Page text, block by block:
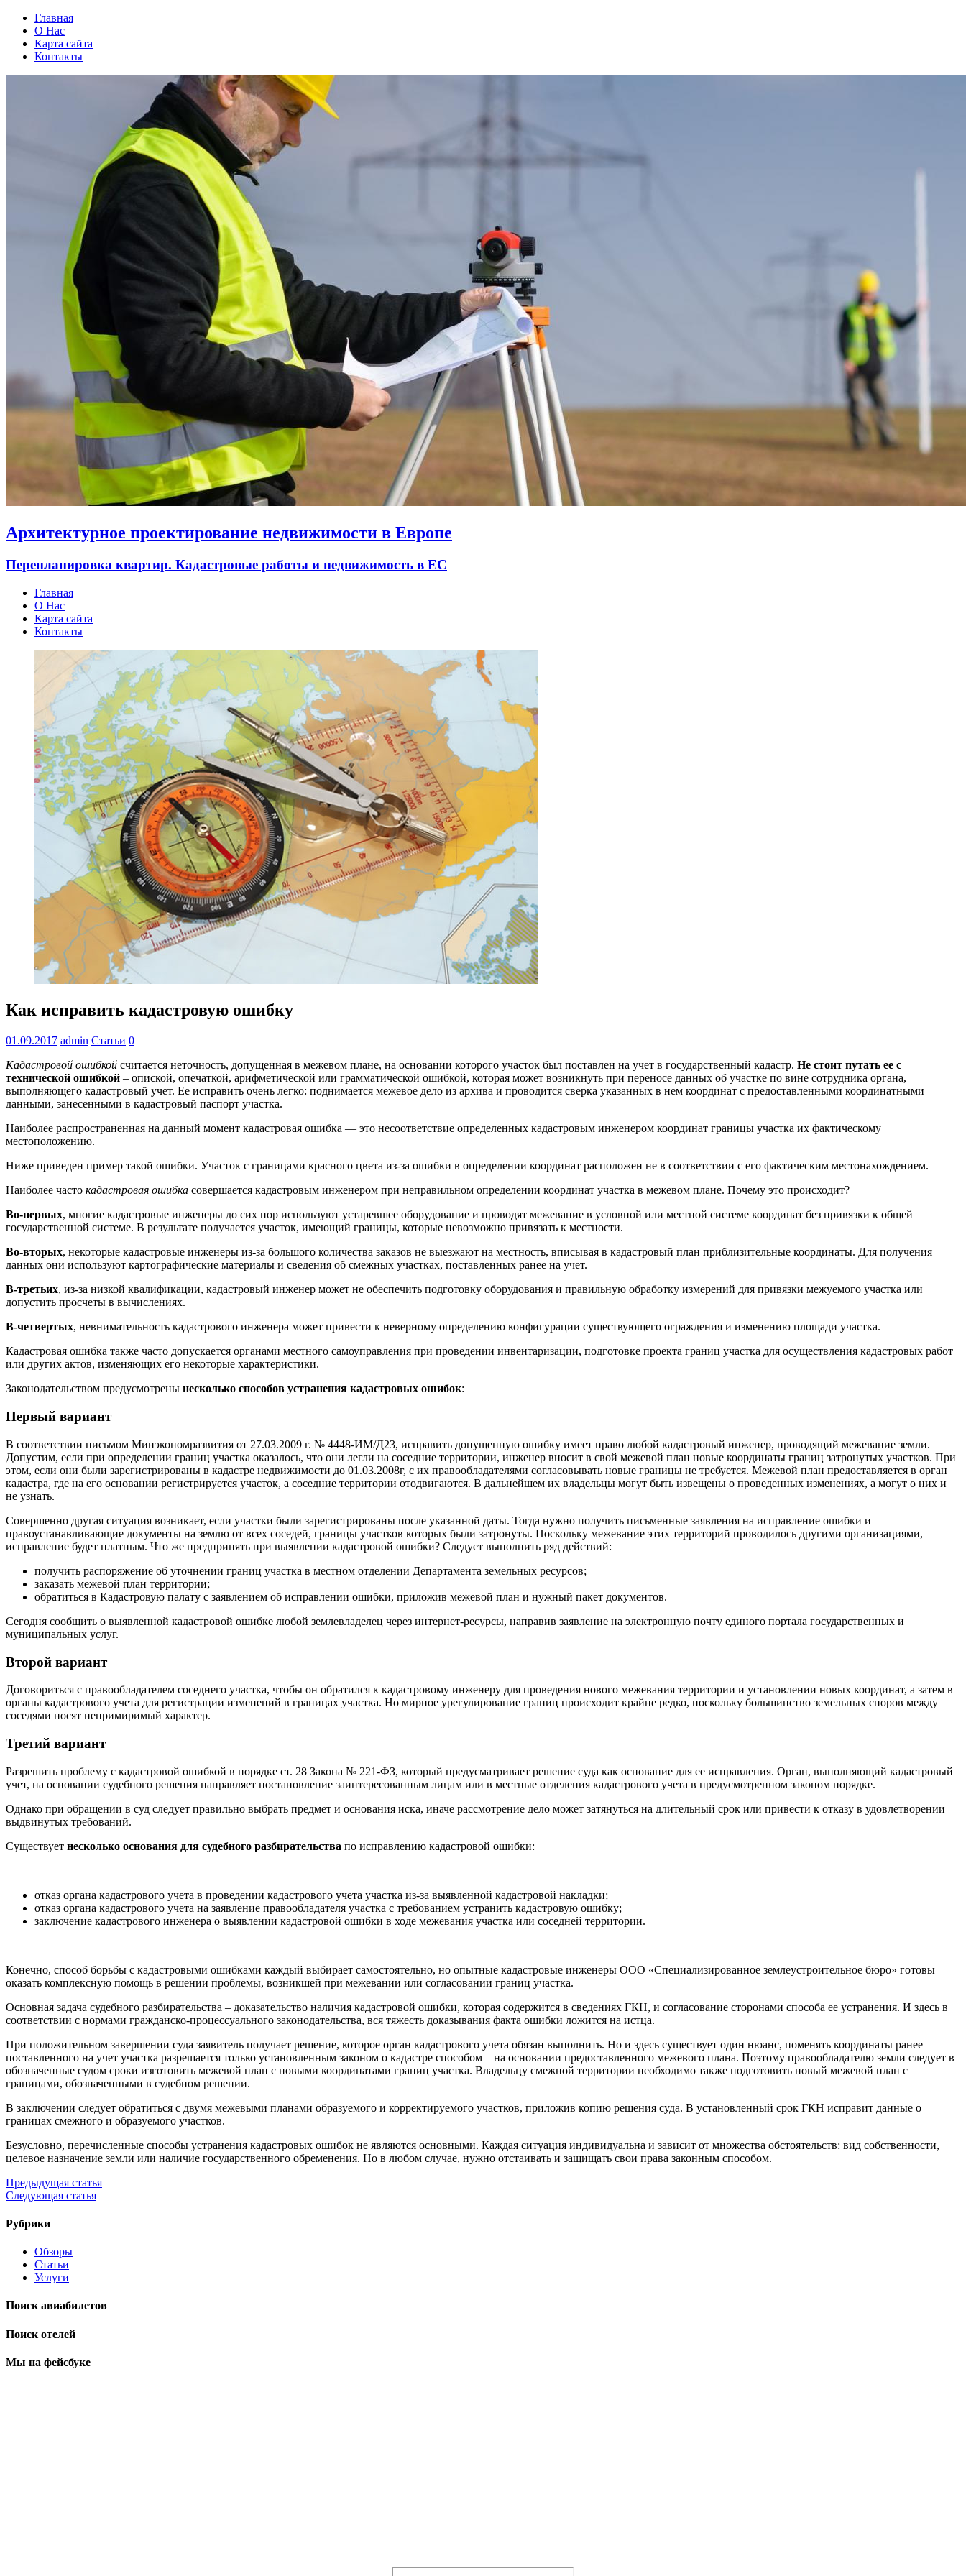
Главная
О Нас
Карта сайта
Контакты
Архитектурное проектирование недвижимости в Европе
Перепланировка квартир. Кадастровые работы и недвижимость в ЕС
Главная
О Нас
Карта сайта
Контакты
Как исправить кадастровую ошибку
01.09.2017 admin Статьи 0
Кадастровой ошибкой считается неточность, допущенная в межевом плане, на основании которого участок был поставлен на учет в государственный кадастр. Не стоит путать ее с
технической ошибкой – опиской, опечаткой, арифметической или грамматической ошибкой, которая может возникнуть при переносе данных об участке по вине сотрудника органа,
выполняющего кадастровый учет. Ее исправить очень легко: поднимается межевое дело из архива и проводится сверка указанных в нем координат с предоставленными координатными
данными, занесенными в кадастровый паспорт участка.
Наиболее распространенная на данный момент кадастровая ошибка — это несоответствие определенных кадастровым инженером координат границы участка их фактическому
местоположению.
Ниже приведен пример такой ошибки. Участок с границами красного цвета из-за ошибки в определении координат расположен не в соответствии с его фактическим местонахождением.
Наиболее часто кадастровая ошибка совершается кадастровым инженером при неправильном определении координат участка в межевом плане. Почему это происходит?
Во-первых, многие кадастровые инженеры до сих пор используют устаревшее оборудование и проводят межевание в условной или местной системе координат без привязки к общей
государственной системе. В результате получается участок, имеющий границы, которые невозможно привязать к местности.
Во-вторых, некоторые кадастровые инженеры из-за большого количества заказов не выезжают на местность, вписывая в кадастровый план приблизительные координаты. Для получения
данных они используют картографические материалы и сведения об смежных участках, поставленных ранее на учет.
В-третьих, из-за низкой квалификации, кадастровый инженер может не обеспечить подготовку оборудования и правильную обработку измерений для привязки межуемого участка или
допустить просчеты в вычислениях.
В-четвертых, невнимательность кадастрового инженера может привести к неверному определению конфигурации существующего ограждения и изменению площади участка.
Кадастровая ошибка также часто допускается органами местного самоуправления при проведении инвентаризации, подготовке проекта границ участка для осуществления кадастровых работ
или других актов, изменяющих его некоторые характеристики.
Законодательством предусмотрены несколько способов устранения кадастровых ошибок:
Первый вариант
В соответствии письмом Минэкономразвития от 27.03.2009 г. № 4448-ИМ/Д23, исправить допущенную ошибку имеет право любой кадастровый инженер, проводящий межевание земли.
Допустим, если при определении границ участка оказалось, что они легли на соседние территории, инженер вносит в свой межевой план новые координаты границ затронутых участков. При
этом, если они были зарегистрированы в кадастре недвижимости до 01.03.2008г, с их правообладателями согласовывать новые границы не требуется. Межевой план предоставляется в орган
кадастра, где на его основании регистрируется участок, а соседние территории отодвигаются. В дальнейшем их владельцы могут быть извещены о проведенных изменениях, а могут о них и
не узнать.
Совершенно другая ситуация возникает, если участки были зарегистрированы после указанной даты. Тогда нужно получить письменные заявления на исправление ошибки и
правоустанавливающие документы на землю от всех соседей, границы участков которых были затронуты. Поскольку межевание этих территорий проводилось другими организациями,
исправление будет платным. Что же предпринять при выявлении кадастровой ошибки? Следует выполнить ряд действий:
получить распоряжение об уточнении границ участка в местном отделении Департамента земельных ресурсов;
заказать межевой план территории;
обратиться в Кадастровую палату с заявлением об исправлении ошибки, приложив межевой план и нужный пакет документов.
Сегодня сообщить о выявленной кадастровой ошибке любой землевладелец через интернет-ресурсы, направив заявление на электронную почту единого портала государственных и
муниципальных услуг.
Второй вариант
Договориться с правообладателем соседнего участка, чтобы он обратился к кадастровому инженеру для проведения нового межевания территории и установлении новых координат, а затем в
органы кадастрового учета для регистрации изменений в границах участка. Но мирное урегулирование границ происходит крайне редко, поскольку большинство земельных споров между
соседями носят непримиримый характер.
Третий вариант
Разрешить проблему с кадастровой ошибкой в порядке ст. 28 Закона № 221-ФЗ, который предусматривает решение суда как основание для ее исправления. Орган, выполняющий кадастровый
учет, на основании судебного решения направляет постановление заинтересованным лицам или в местные отделения кадастрового учета в предусмотренном законом порядке.
Однако при обращении в суд следует правильно выбрать предмет и основания иска, иначе рассмотрение дело может затянуться на длительный срок или привести к отказу в удовлетворении
выдвинутых требований.
Существует несколько основания для судебного разбирательства по исправлению кадастровой ошибки:
отказ органа кадастрового учета в проведении кадастрового учета участка из-за выявленной кадастровой накладки;
отказ органа кадастрового учета на заявление правообладателя участка с требованием устранить кадастровую ошибку;
заключение кадастрового инженера о выявлении кадастровой ошибки в ходе межевания участка или соседней территории.
Конечно, способ борьбы с кадастровыми ошибками каждый выбирает самостоятельно, но опытные кадастровые инженеры ООО «Специализированное землеустроительное бюро» готовы
оказать комплексную помощь в решении проблемы, возникшей при межевании или согласовании границ участка.
Основная задача судебного разбирательства – доказательство наличия кадастровой ошибки, которая содержится в сведениях ГКН, и согласование сторонами способа ее устранения. И здесь в
соответствии с нормами гражданско-процессуального законодательства, вся тяжесть доказывания факта ошибки ложится на истца.
При положительном завершении суда заявитель получает решение, которое орган кадастрового учета обязан выполнить. Но и здесь существует один нюанс, поменять координаты ранее
поставленного на учет участка разрешается только установленным законом о кадастре способом – на основании предоставленного межевого плана. Поэтому правообладателю земли следует в
обозначенные судом сроки изготовить межевой план с новыми координатами границ участка. Владельцу смежной территории необходимо также подготовить новый межевой план с
границами, обозначенными в судебном решении.
В заключении следует обратиться с двумя межевыми планами образуемого и корректируемого участков, приложив копию решения суда. В установленный срок ГКН исправит данные о
границах смежного и образуемого участков.
Безусловно, перечисленные способы устранения кадастровых ошибок не являются основными. Каждая ситуация индивидуальна и зависит от множества обстоятельств: вид собственности,
целевое назначение земли или наличие государственного обременения. Но в любом случае, нужно отстаивать и защищать свои права законным способом.
Предыдущая статья
Следующая статья
Рубрики
Обзоры
Статьи
Услуги
Поиск авиабилетов
Поиск отелей
Мы на фейсбуке